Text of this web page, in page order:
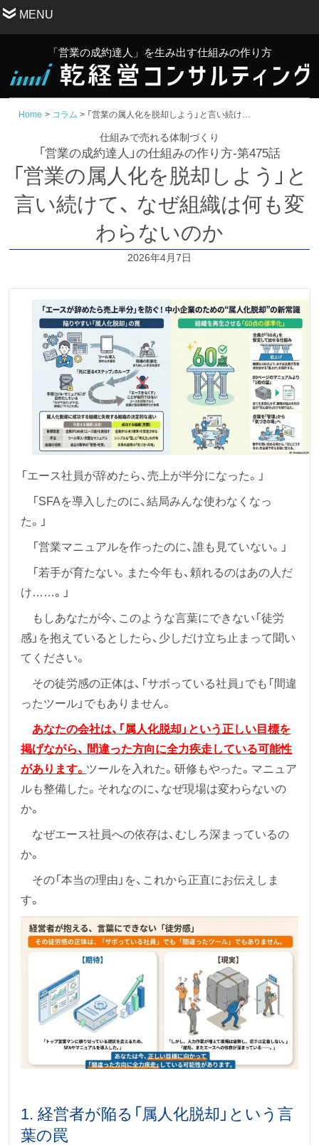
MENU
「営業の成約達人」を生み出す仕組みの作り方
Home コラム 「営業の属人化を脱却しよう」と言い続けて、 なぜ組織は何
仕組みで売れる体制づくり
「営業の成約達人」の仕組みの作り方-第475話
「営業の属人化を脱却しよう」と
言い続けて、 なぜ組織は何も変
わらないのか
2026年4月7日
「エース社員が辞めたら、売上が半分になった。」
「SFAを導入したのに、結局みんな使わなくなっ
た。」
「営業マニュアルを作ったのに、誰も見ていない。」
「若手が育たない。また今年も、頼れるのはあの人だ
け……。」
もしあなたが今、このような言葉にできない「徒労
感」を抱えているとしたら、少しだけ立ち止まって聞い
てください。
その徒労感の正体は、「サボっている社員」でも「間違
ったツール」でもありません。
あなたの会社は、「属人化脱却」という正しい目標を
掲げながら、 間違った方向に全力疾走している可能性
があります。 ツールを入れた。研修もやった。マニュア
ルも整備した。それなのに、なぜ現場は変わらないの
か。
なぜエース社員への依存は、むしろ深まっているの
か。
その「本当の理由」を、これから正直にお伝えしま
す。
1. 経営者が陥る「属人化脱却」という言
葉の罠